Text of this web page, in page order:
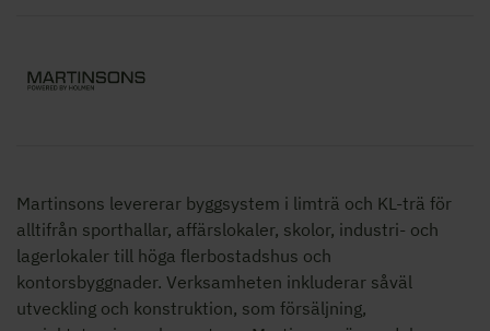
Martinsons levererar byggsystem i limträ och KL-trä för
alltifrån sporthallar, affärslokaler, skolor, industri- och
lagerlokaler till höga flerbostadshus och
kontorsbyggnader. Verksamheten inkluderar såväl
utveckling och konstruktion, som försäljning,